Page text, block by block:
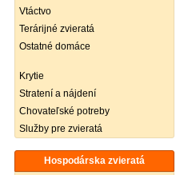
Vtáctvo
Terárijné zvieratá
Ostatné domáce
Krytie
Stratení a nájdení
Chovateľské potreby
Služby pre zvieratá
Hospodárska zvieratá